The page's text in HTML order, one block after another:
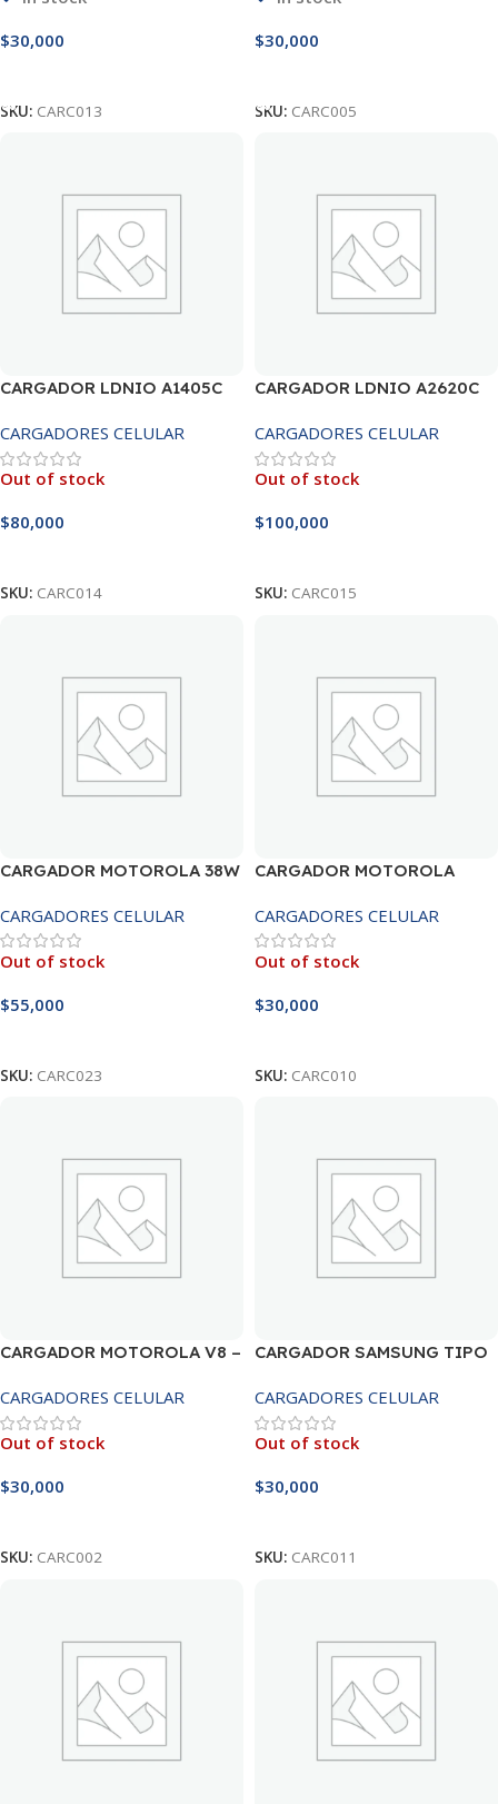
$30,000
SKU: CARC013
$30,000
SKU: CARC005
CARGADOR LDNIO A1405C
CARGADORES CELULAR
Out of stock
$80,000
SKU: CARC014
CARGADOR LDNIO A2620C
CARGADORES CELULAR
Out of stock
$100,000
SKU: CARC015
CARGADOR MOTOROLA 38W
CARGADORES CELULAR
Out of stock
$55,000
SKU: CARC023
CARGADOR MOTOROLA
CARGADORES CELULAR
Out of stock
$30,000
SKU: CARC010
CARGADOR MOTOROLA V8 –
CARGADORES CELULAR
Out of stock
$30,000
SKU: CARC002
CARGADOR SAMSUNG TIPO
CARGADORES CELULAR
Out of stock
$30,000
SKU: CARC011